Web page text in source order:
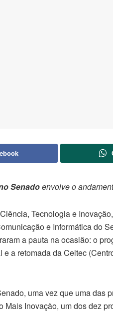
Senadoenvolve o
Tecnologia e Inovação,
e Informática do
a pauta na ocasião: o
a retomada da Ceitec
uma vez que uma das
Mais Inovação, um dos dez